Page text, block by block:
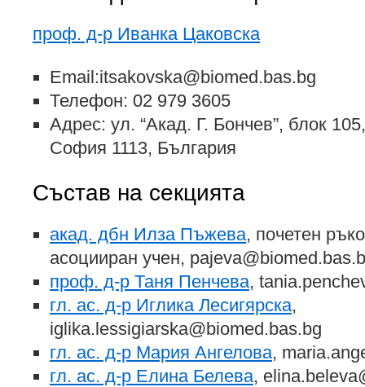
проф. д-р Иванка Цаковска
Email:itsakovska@biomed.bas.bg
Телефон: 02 979 3605
Адрес: ул. “Акад. Г. Бончев”, блок
София 1113, България
Състав на секцията
акад. дбн Илза Пъжева, почетен
асоцииран учен,
проф. д-р Таня Пенчева,
гл. ас. д-р Иглика Лесигярска,
iglika.lessigiarska@biomed.bas.bg
гл. ас. д-р Мария Ангелова,
гл. ас. д-р Елина Белева,